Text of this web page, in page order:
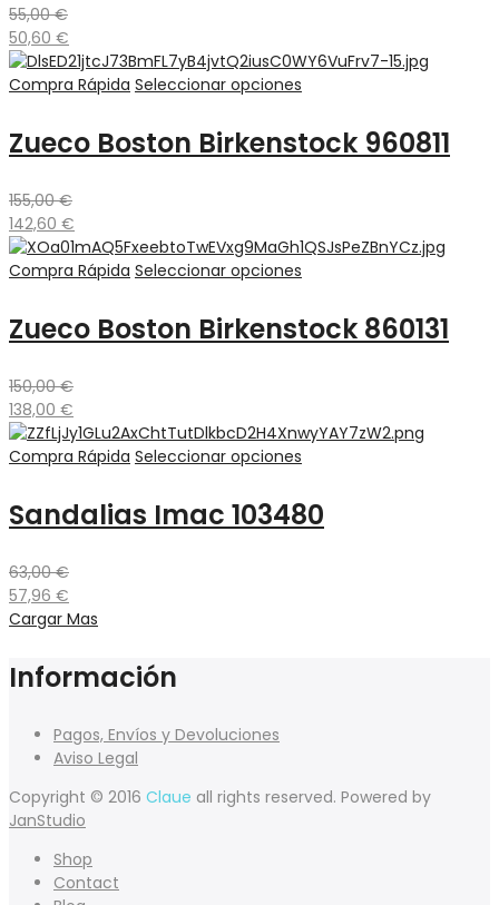
55,00€
50,60 €
Compra Rápida Seleccionar opciones
Zueco Boston Birkenstock 960811
155,00€
142,60 €
Compra Rápida Seleccionar opciones
Zueco Boston Birkenstock 860131
150,00€
138,00 €
Compra Rápida Seleccionar opciones
Sandalias Imac 103480
63,00€
57,96 €
Cargar Mas
Información
Pagos, Envíos y Devoluciones
Aviso Legal
Copyright © 2016 Claue all rights reserved. Powered by
JanStudio
Shop
Contact